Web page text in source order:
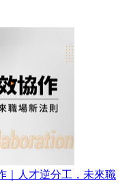
｜人才逆分工，未來職